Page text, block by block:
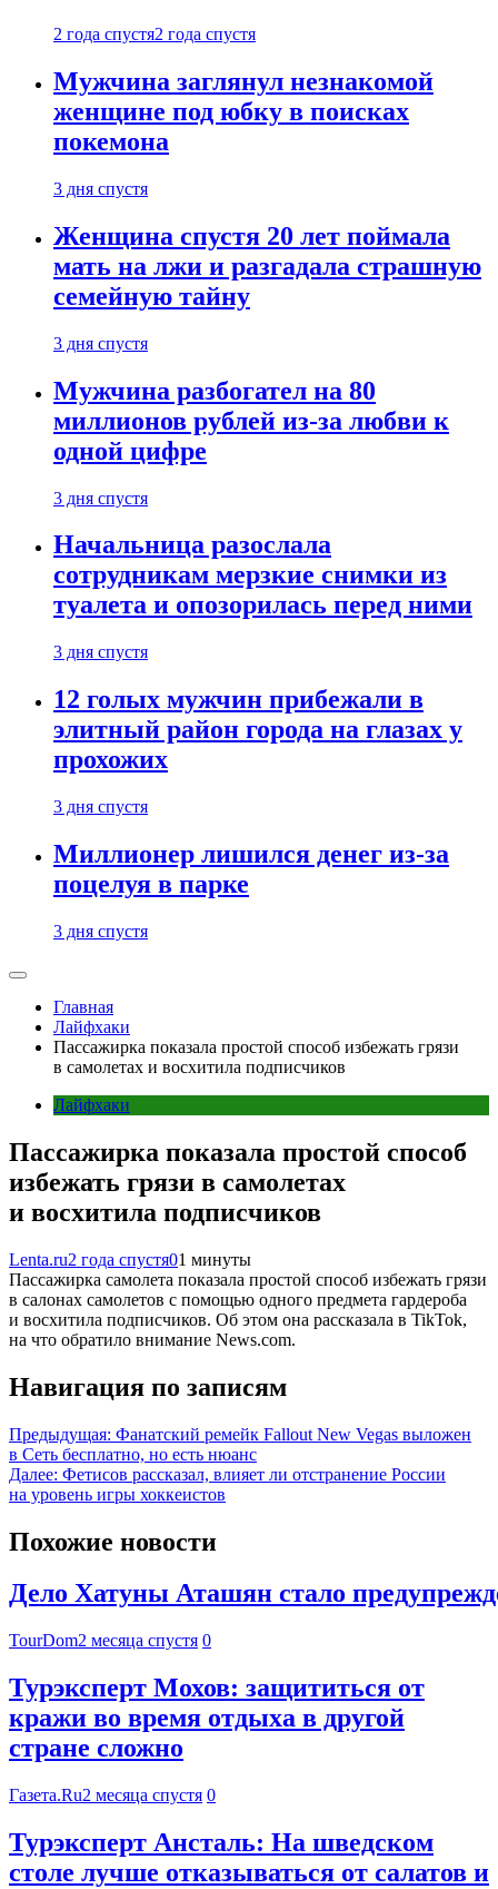
2 года спустя2 года спустя
Мужчина заглянул незнакомой
женщине под юбку в поисках
покемона
3 дня спустя
Женщина спустя 20 лет поймала
мать на лжи и разгадала страшную
семейную тайну
3 дня спустя
Мужчина разбогател на 80
миллионов рублей из-за любви к
одной цифре
3 дня спустя
Начальница разослала
сотрудникам мерзкие снимки из
туалета и опозорилась перед ними
3 дня спустя
12 голых мужчин прибежали в
элитный район города на глазах у
прохожих
3 дня спустя
Миллионер лишился денег из-за
поцелуя в парке
3 дня спустя
Главная
Лайфхаки
Пассажирка показала простой способ избежать грязи
в самолетах и восхитила подписчиков
Лайфхаки
Пассажирка показала простой способ
избежать грязи в самолетах
и восхитила подписчиков
Lenta.ru2 года спустя01 минуты
Пассажирка самолета показала простой способ избежать грязи
в салонах самолетов с помощью одного предмета гардероба
и восхитила подписчиков. Об этом она рассказала в TikTok,
на что обратило внимание News.com.
Навигация по записям
Предыдущая: Фанатский ремейк Fallout New Vegas выложен
в Сеть бесплатно, но есть нюанс
Далее: Фетисов рассказал, влияет ли отстранение России
на уровень игры хоккеистов
Похожие новости
Дело Хатуны Аташян стало
TourDom2 месяца спустя 0
Турэксперт Мохов: защититься от
кражи во время отдыха в другой
стране сложно
Газета.Ru2 месяца спустя 0
Турэксперт Ансталь: На шведском
столе лучше отказываться от салатов и